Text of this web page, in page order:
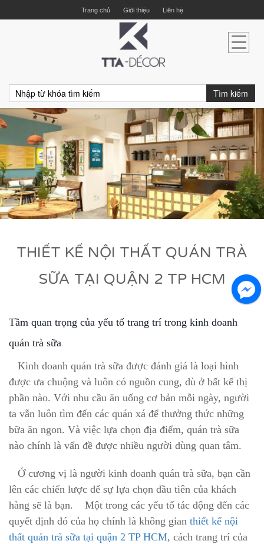
Trang chủ Giới thiệu Liên hệ
Tìm kiếm
THIẾT KẾ NỘI THẤT QUÁN TRÀ
SỮA TẠI QUẬN 2 TP HCM
Tầm quan trọng của yếu tố trang trí trong kinh doanh
quán trà sữa
Kinh doanh quán trà sữa được đánh giá là loại hình
được ưa chuộng và luôn có nguồn cung, dù ở bất kể thị
phần nào. Với nhu cầu ăn uống cơ bản mỗi ngày, người
ta vẫn luôn tìm đến các quán xá để thưởng thức những
bữa ăn ngon. Và việc lựa chọn địa điểm, quán trà sữa
nào chính là vấn đề được nhiều người dùng quan tâm.
Ở cương vị là người kinh doanh quán trà sữa, bạn cần
lên các chiến lược để sự lựa chọn đầu tiên của khách
hàng sẽ là bạn. Một trong các yếu tố tác động đến các
quyết định đó của họ chính là không gian thiết kế nội
thất quán trà sữa tại quận 2 TP HCM, cách trang trí của